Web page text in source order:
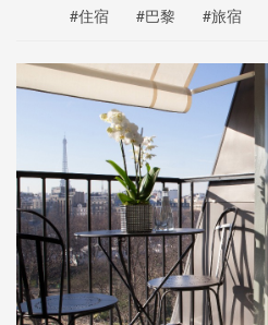
#住宿 #巴黎 #旅宿